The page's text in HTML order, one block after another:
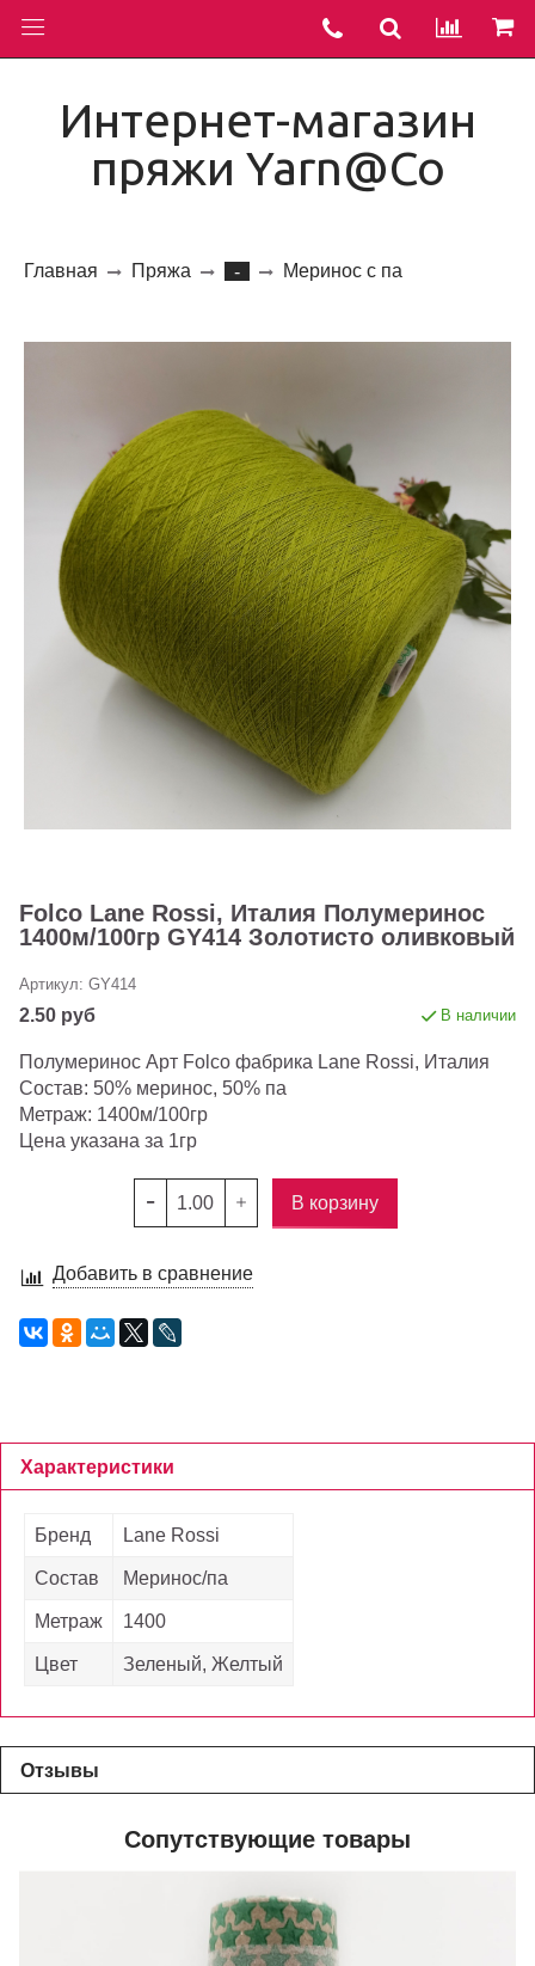
Интернет-магазин
пряжи Yarn@Co
Главная Пряжа - Меринос с па
Folco Lane Rossi, Италия Полумеринос
1400м/100гр GY414 Золотисто оливковый
Артикул: GY414
2.50 руб В наличии
Полумеринос Арт Folco фабрика Lane Rossi, Италия
Состав: 50% меринос, 50% па
Метраж: 1400м/100гр
Цена указана за 1гр
В корзину
Добавить в сравнение
Характеристики
Бренд Lane Rossi
Состав Меринос/па
Метраж 1400
Цвет Зеленый, Желтый
Отзывы
Сопутствующие товары